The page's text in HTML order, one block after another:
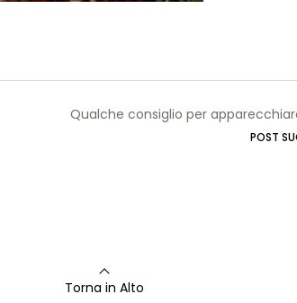
Qualche consiglio per
POST
Torna in Alto